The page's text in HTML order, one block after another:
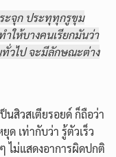
ะจุก ประทุทุกรูขุม
ให้บางคนเรียกมันว่า
วไป จะมีลักษณะต่าง
นสิวสเตียรอยด์ ก็ถือว่า
ด เท่ากับว่า รู้ตัวเร็ว
ไม่แสดงอาการผิดปกติ